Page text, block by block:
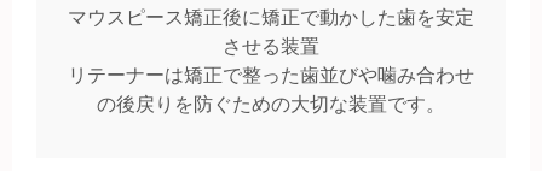
マウスピース矯正後に矯正で動かした歯を安定
させる装置
リテーナーは矯正で整った歯並びや噛み合わせ
の後戻りを防ぐための大切な装置です。